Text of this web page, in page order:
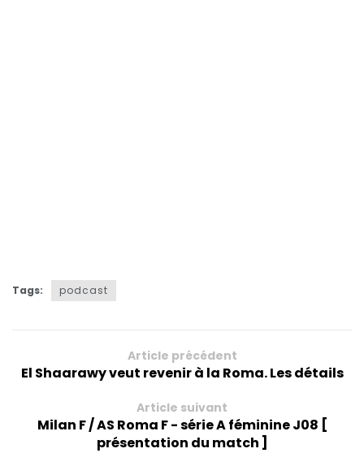
Tags: podcast
Article précédent
El Shaarawy veut revenir à la Roma. Les détails
Article suivant
Milan F / AS Roma F - série A féminine J08 [
présentation du match ]